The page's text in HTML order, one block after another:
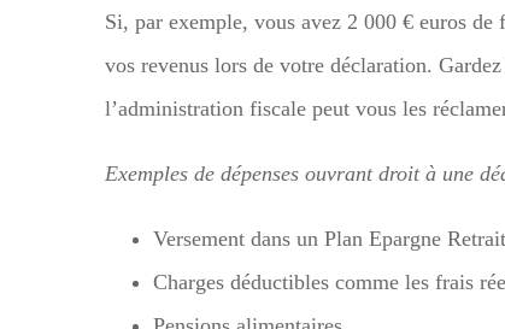
Si, par exemple, vous avez 2 000 € euros
vos revenus lors de votre déclaration.
l’administration fiscale peut vous les
Exemples de dépenses ouvrant droit à une
Versement dans un Plan Epargne
Charges déductibles comme les frais